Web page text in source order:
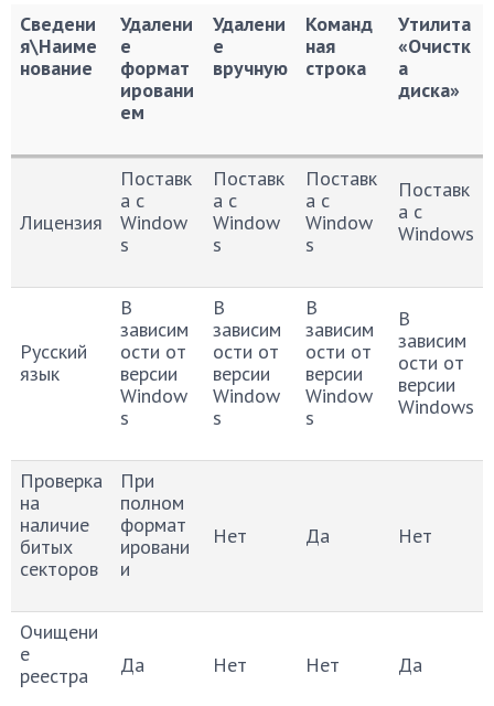
Сведени
я\Наиме
нование
Удалени
е
формат
ировани
ем
Удалени
е
вручную
Команд
ная
строка
Утилита
«Очистк
а
диска»
нование
Удалени
е
формат
ировани
ем
Удалени
е
вручную
Команд
ная
строка
«Очистк
а
диска»
Лицензия
Поставк
а с
Window
s
Поставк
а с
Window
s
Поставк
а с
Window
s
Поставк
а с
Windows
Русский
язык
В
зависим
ости от
версии
Window
s
В
зависим
ости от
версии
Window
s
В
зависим
ости от
версии
Window
s
В
зависим
ости от
версии
Windows
Проверка
на
наличие
битых
секторов
При
полном
формат
ировани
и
Нет Да Нет
Очищени
е
реестра
Да Нет Нет Да